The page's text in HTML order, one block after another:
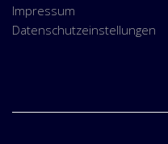
Impressum
Datenschutzeinstellungen